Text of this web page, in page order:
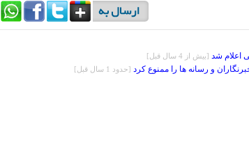
[بيش از 4 سال قبل]
و رسانه ها را ممنوع کرد [حدود 1 سال قبل]